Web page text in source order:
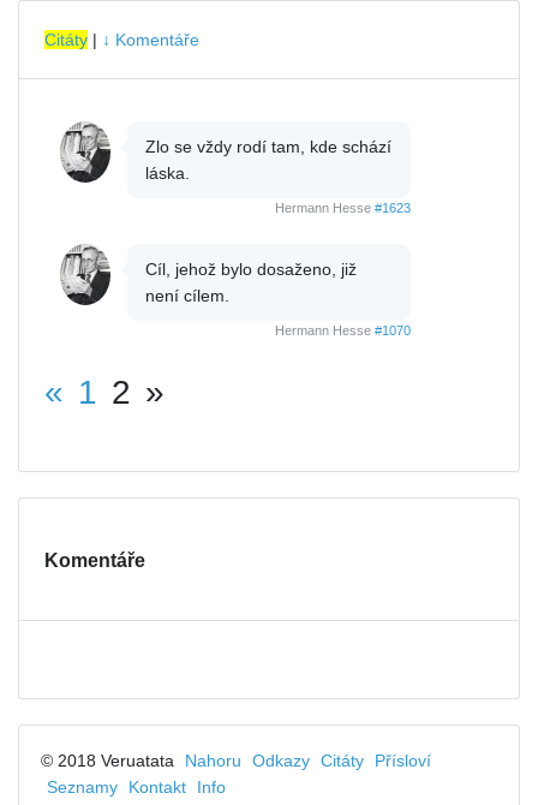
Citáty | ↓ Komentáře
Zlo se vždy rodí tam, kde schází
láska.
Hermann Hesse #1623
Cíl, jehož bylo dosaženo, již
není cílem.
Hermann Hesse #1070
« 1 2 »
Komentáře
© 2018 Veruatata Nahoru Odkazy Citáty
Přísloví
Seznamy
Kontakt Info